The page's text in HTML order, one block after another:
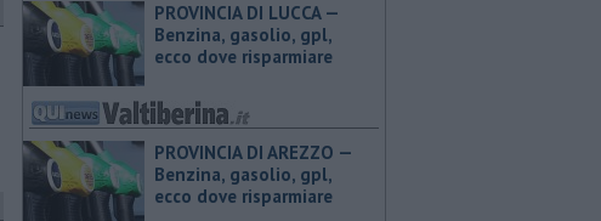
PROVINCIA DI LUCCA — ​
Benzina, gasolio, gpl,
ecco dove risparmiare
PROVINCIA DI AREZZO — ​
Benzina, gasolio, gpl,
ecco dove risparmiare